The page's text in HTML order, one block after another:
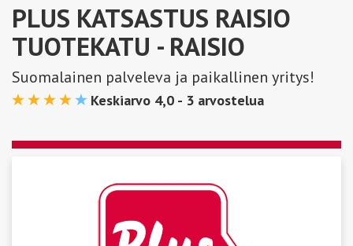
PLUS KATSASTUS RAISIO
TUOTEKATU - RAISIO
Suomalainen palveleva ja paikallinen yritys!
Keskiarvo 4,0 - 3 arvostelua